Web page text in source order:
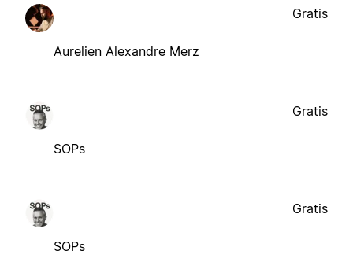
Aurelien Alexandre Merz
Gratis
SOPs
Gratis
SOPs
Gratis